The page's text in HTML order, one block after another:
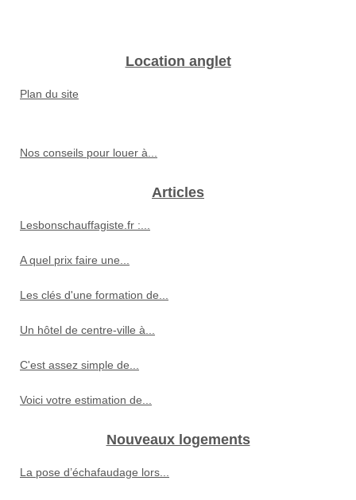
Location anglet
Plan du site
Nos conseils pour louer à...
Articles
Lesbonschauffagiste.fr :...
A quel prix faire une...
Les clés d'une formation de...
Un hôtel de centre-ville à...
C'est assez simple de...
Voici votre estimation de...
Nouveaux logements
La pose d’échafaudage lors...